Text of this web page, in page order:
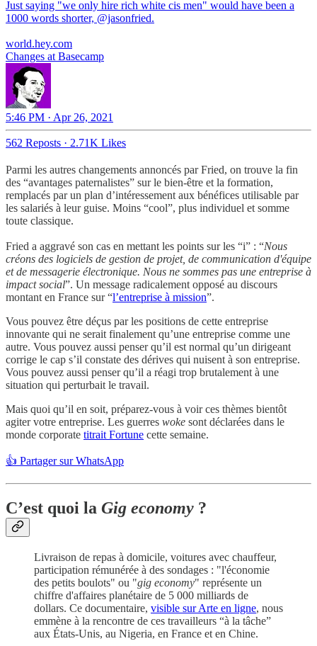
Just saying "we only hire rich white cis men" would have been a
1000 words shorter, @jasonfried.
world.hey.com
Changes at Basecamp
5:46 PM · Apr 26, 2021
562 Reposts · 2.71K Likes
Parmi les autres changements annoncés par Fried, on trouve la fin
des “avantages paternalistes” sur le bien-être et la formation,
remplacés par un plan d’intéressement aux bénéfices utilisable par
les salariés à leur guise. Moins “cool”, plus individuel et somme
toute classique.
Fried a aggravé son cas en mettant les points sur les “i” : “Nous
créons des logiciels de gestion de projet, de communication d'équipe
et de messagerie électronique. Nous ne sommes pas une entreprise à
impact social”. Un message radicalement opposé au discours
montant en France sur “l’entreprise à mission”.
Vous pouvez être déçus par les positions de cette entreprise
innovante qui ne serait finalement qu’une entreprise comme une
autre. Vous pouvez aussi penser qu’il est normal qu’un dirigeant
corrige le cap s’il constate des dérives qui nuisent à son entreprise.
Vous pouvez aussi penser qu’il a réagi trop brutalement à une
situation qui perturbait le travail.
Mais quoi qu’il en soit, préparez-vous à voir ces thèmes bientôt
agiter votre entreprise. Les guerres woke sont déclarées dans le
monde corporate titrait Fortune cette semaine.
👍 Partager sur WhatsApp
C’est quoi la Gig economy ?
Livraison de repas à domicile, voitures avec chauffeur,
participation rémunérée à des sondages : "l'économie
des petits boulots" ou "gig economy" représente un
chiffre d'affaires planétaire de 5 000 milliards de
dollars. Ce documentaire, visible sur Arte en ligne, nous
emmène à la rencontre de ces travailleurs “à la tâche”
aux États-Unis, au Nigeria, en France et en Chine.